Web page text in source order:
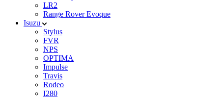
LR2
Range Rover Evoque
Isuzu
Stylus
FVR
NPS
OPTIMA
Impulse
Travis
Rodeo
I280